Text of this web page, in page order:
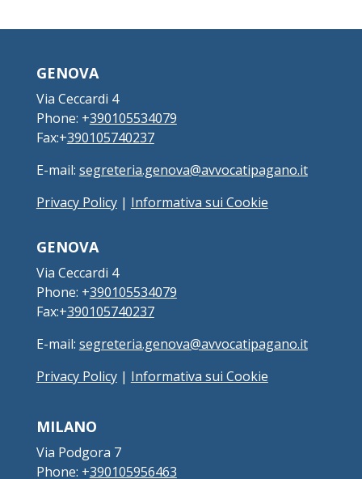
GENOVA
Via Ceccardi 4
Phone: +390105534079
Fax:+390105740237
E-mail: segreteria.genova@avvocatipagano.it
Privacy Policy| Informativa sui Cookie
GENOVA
Via Ceccardi 4
Phone: +390105534079
Fax:+390105740237
E-mail: segreteria.genova@avvocatipagano.it
Privacy Policy| Informativa sui Cookie
MILANO
Via Podgora 7
Phone: +390105956463